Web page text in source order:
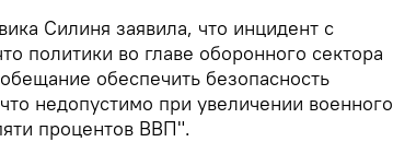
Силиня заявила, что инцидент с
политики во главе оборонного сектора
обеспечить безопасность
недопустимо при увеличении военного
процентов ВВП".